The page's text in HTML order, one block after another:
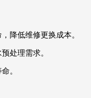
降低维修更换成本。
处理需求。
。